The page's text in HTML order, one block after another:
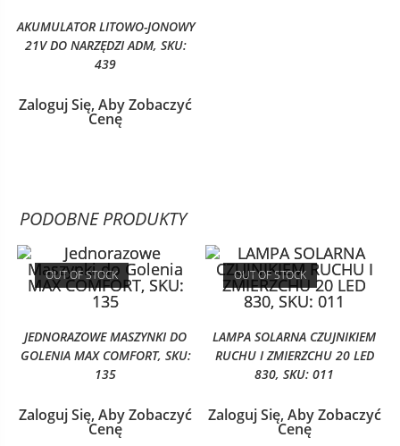
AKUMULATOR LITOWO-JONOWY
21V DO NARZĘDZI ADM, SKU:
439
Zaloguj Się, Aby Zobaczyć
Cenę
PODOBNE PRODUKTY
OUT OF STOCK
JEDNORAZOWE MASZYNKI DO
GOLENIA MAX COMFORT, SKU:
135
Zaloguj Się, Aby Zobaczyć
Cenę
OUT OF STOCK
LAMPA SOLARNA CZUJNIKIEM
RUCHU I ZMIERZCHU 20 LED
830, SKU: 011
Zaloguj Się, Aby Zobaczyć
Cenę